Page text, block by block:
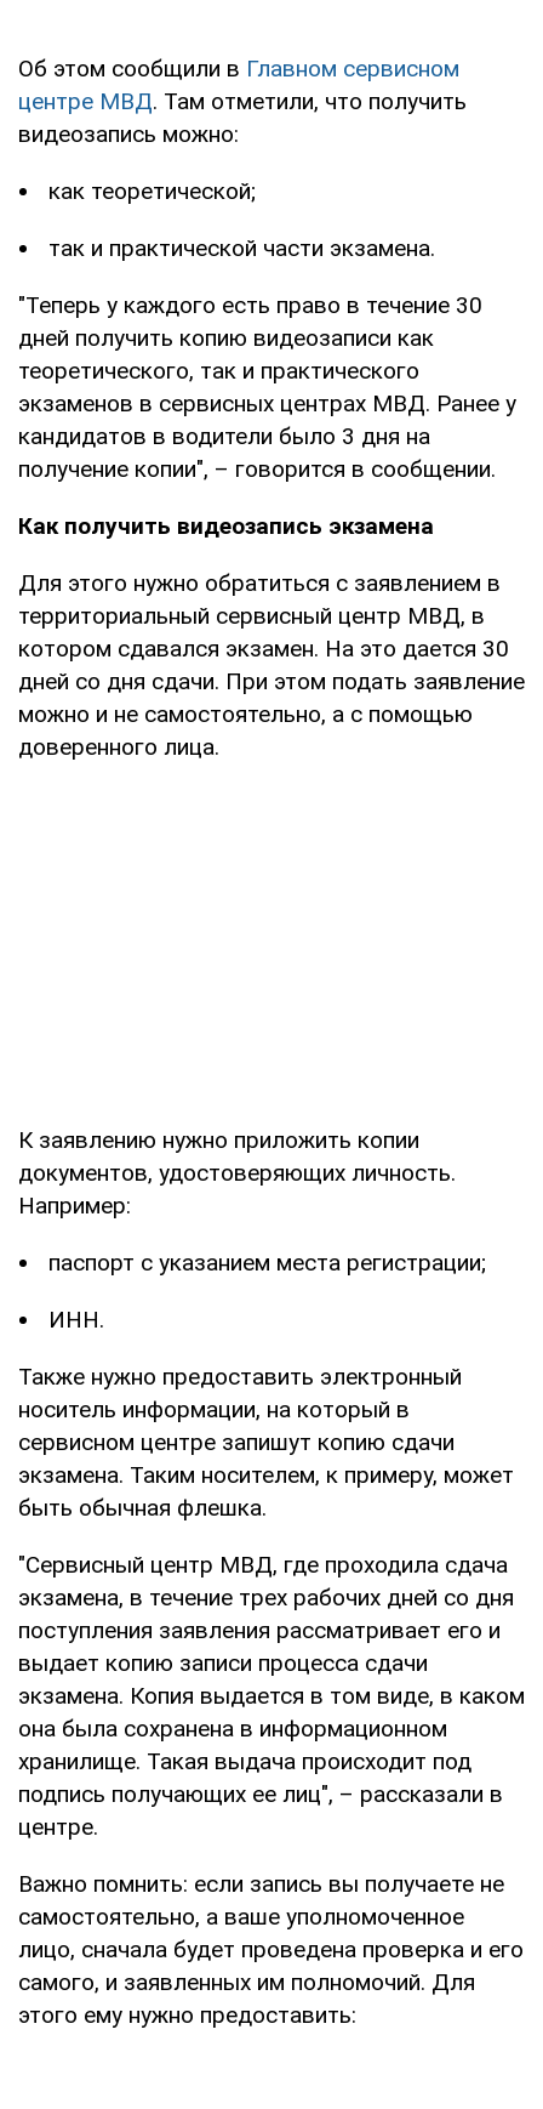
Об этом сообщили в Главном сервисном
центре МВД. Там отметили, что получить
видеозапись можно:
как теоретической;
так и практической части экзамена.
"Теперь у каждого есть право в течение 30
дней получить копию видеозаписи как
теоретического, так и практического
экзаменов в сервисных центрах МВД. Ранее у
кандидатов в водители было 3 дня на
получение копии", – говорится в сообщении.
Как получить видеозапись экзамена
Для этого нужно обратиться с заявлением в
территориальный сервисный центр МВД, в
котором сдавался экзамен. На это дается 30
дней со дня сдачи. При этом подать заявление
можно и не самостоятельно, а с помощью
доверенного лица.
К заявлению нужно приложить копии
документов, удостоверяющих личность.
Например:
паспорт с указанием места регистрации;
ИНН.
Также нужно предоставить электронный
носитель информации, на который в
сервисном центре запишут копию сдачи
экзамена. Таким носителем, к примеру, может
быть обычная флешка.
"Сервисный центр МВД, где проходила сдача
экзамена, в течение трех рабочих дней со дня
поступления заявления рассматривает его и
выдает копию записи процесса сдачи
экзамена. Копия выдается в том виде, в каком
она была сохранена в информационном
хранилище. Такая выдача происходит под
подпись получающих ее лиц", – рассказали в
центре.
Важно помнить: если запись вы получаете не
самостоятельно, а ваше уполномоченное
лицо, сначала будет проведена проверка и его
самого, и заявленных им полномочий. Для
этого ему нужно предоставить: